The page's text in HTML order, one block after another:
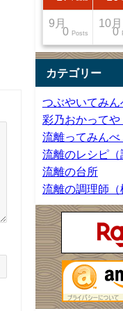
9月
0 Posts
10月
0
カテゴリー
つぶやいてみん
彩乃おかってや
流離ってみんべ
流離のレシピ（
流離の台所
流離の調理師（